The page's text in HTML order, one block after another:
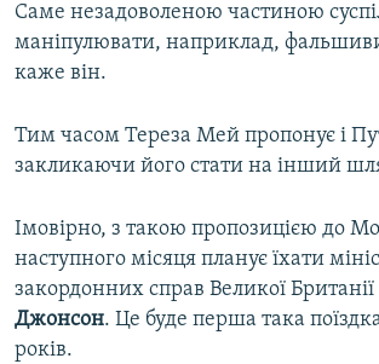
Саме незадоволеною частиною
маніпулювати, наприклад,
каже він.
Тим часом Тереза Мей пропонує і
закликаючи його стати на інший
Імовірно, з такою пропозицією до
наступного місяця планує їхати
закордонних справ Великої Британії
Джонсон. Це буде перша така
років.